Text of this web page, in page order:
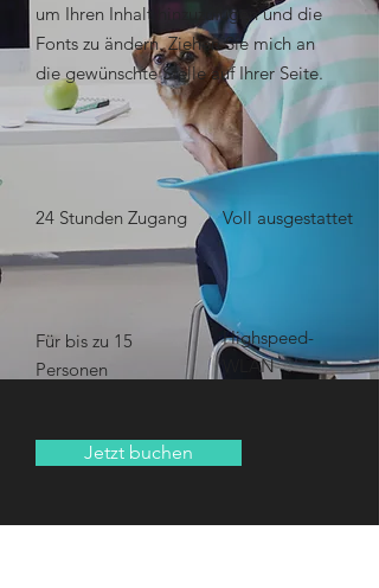
um Ihren Inhalt hinzuzufügen und die
Fonts zu ändern. Ziehen Sie mich an
die gewünschte Stelle auf Ihrer Seite.
24 Stunden Zugang
Für bis zu 15
Personen
Voll ausgestattet
Highspeed-
WLAN
Jetzt buchen